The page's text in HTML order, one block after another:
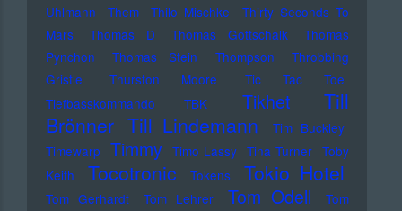
Uhlmann
Them Thilo Mischke
Thirty Seconds To
Mars
Thomas D Thomas Gottschalk
Thomas
Pynchon
Thomas Stein Thompson
Throbbing
Gristle
Thurston Moore
Tic Tac Toe
Tiefbasskommando TBK
Tikhet
Till
Brönner Till Lindemann
Tim Buckley
Timewarp Timmy Timo Lassy Tina Turner Toby
Keith
Tocotronic Tokens Tokio Hotel
Tom Gerhardt Tom Lehrer Tom Odell
Tom